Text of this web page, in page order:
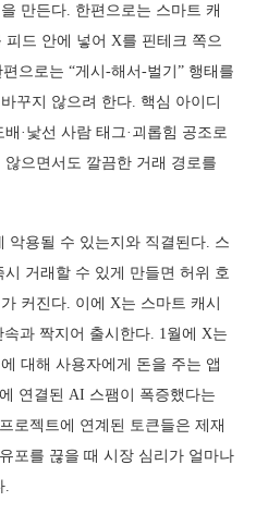
만든다. 한편으로는 스마트 캐
피드 안에 넣어 X를 핀테크 쪽으
으로는 “게시-해서-벌기” 행태를
꾸지 않으려 한다. 핵심 아이디
·낯선 사람 태그·괴롭힘 공조로
으면서도 깔끔한 거래 경로를
악용될 수 있는지와 직결된다. 스
거래할 수 있게 만들면 허위 호
커진다. 이에 X는 스마트 캐시
과 짝지어 출시한다. 1월에 X는
대해 사용자에게 돈을 주는 앱
연결된 AI 스팸이 폭증했다는
로젝트에 연계된 토큰들은 제재
포를 끊을 때 시장 심리가 얼마나
.